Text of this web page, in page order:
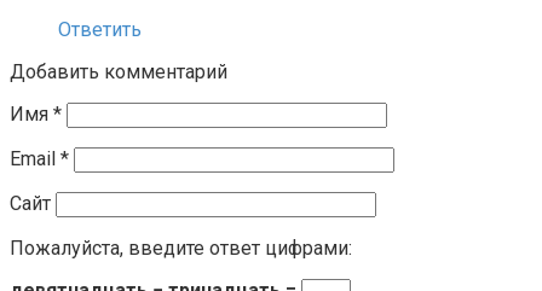
Ответить
Добавить комментарий
Имя *
Email *
Сайт
Пожалуйста, введите ответ цифрами: